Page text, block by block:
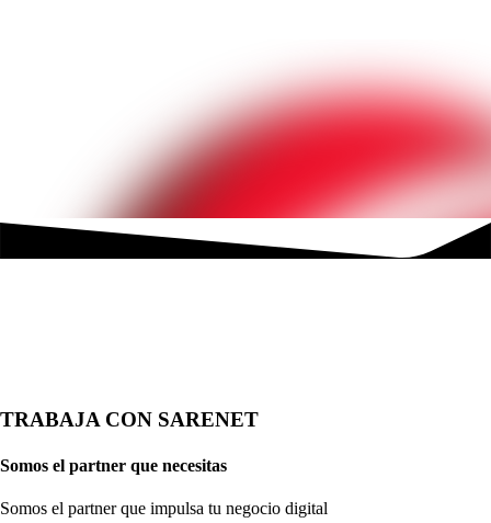
TRABAJA CON SARENET
Somos el partner que necesitas
Somos el partner que impulsa tu negocio digital